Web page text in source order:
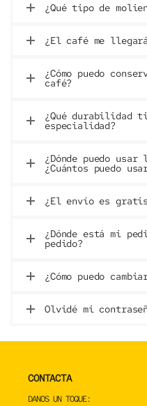
¿Qué tipo de
¿El café me
¿Cómo puedo
café?
¿Qué durabilidad
especialidad?
¿Dónde puedo usar
¿Cuántos puedo
¿El envío es
¿Dónde está mi
pedido?
¿Cómo puedo
Olvidé mi
CONTACTA
DANOS UN TOQUE: